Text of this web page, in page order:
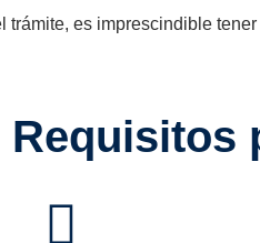
trámite, es imprescindible
Requisitos